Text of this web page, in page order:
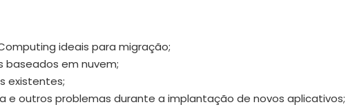
ideais para migração;
baseados em nuvem;
existentes;
e outros problemas durante a implantação de novos aplicativos;